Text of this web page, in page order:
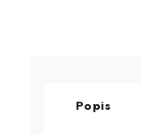
Popis